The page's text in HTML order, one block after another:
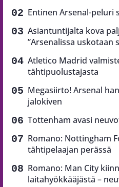
Entinen Arsenal-peluri
Asiantuntijalta kova
”Arsenalissa uskotaan
Atletico Madrid
tähtipuolustajasta
Megasiirto! Arsenal
jalokiven
Tottenham avasi
Romano: Nottingham
tähtipelaajan perässä
Romano: Man City
laitahyökkääjästä –